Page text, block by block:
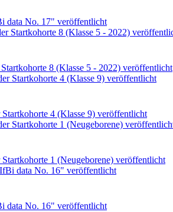
data No. 17" veröffentlicht
8 (Klasse 5 - 2022) veröffentlicht
4 (Klasse 9) veröffentlicht
1 (Neugeborene) veröffentlicht
data No. 16" veröffentlicht